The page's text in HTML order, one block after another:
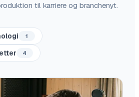
til karriere og branchenyt.
1
4